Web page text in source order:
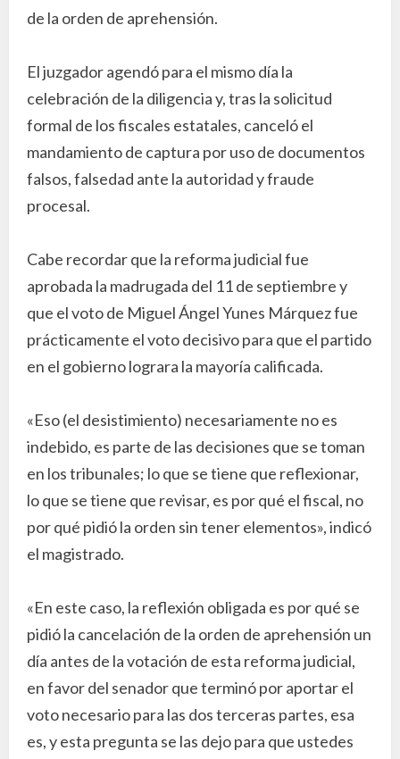
de la orden de aprehensión.
El juzgador agendó para el mismo día la
celebración de la diligencia y, tras la solicitud
formal de los fiscales estatales, canceló el
mandamiento de captura por uso de documentos
falsos, falsedad ante la autoridad y fraude
procesal.
Cabe recordar que la reforma judicial fue
aprobada la madrugada del 11 de septiembre y
que el voto de Miguel Ángel Yunes Márquez fue
prácticamente el voto decisivo para que el partido
en el gobierno lograra la mayoría calificada.
«Eso (el desistimiento) necesariamente no es
indebido, es parte de las decisiones que se toman
en los tribunales; lo que se tiene que reflexionar,
lo que se tiene que revisar, es por qué el fiscal, no
por qué pidió la orden sin tener elementos», indicó
el magistrado.
«En este caso, la reflexión obligada es por qué se
pidió la cancelación de la orden de aprehensión un
día antes de la votación de esta reforma judicial,
en favor del senador que terminó por aportar el
voto necesario para las dos terceras partes, esa
es, y esta pregunta se las dejo para que ustedes